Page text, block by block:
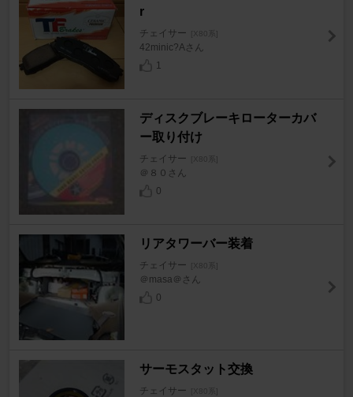
r
チェイサー [X80系]
42minic?Aさん
1
ディスクブレーキローターカバ
ー取り付け
チェイサー [X80系]
＠８０さん
0
リアタワーバー装着
チェイサー [X80系]
＠masa＠さん
0
サーモスタット交換
チェイサー [X80系]